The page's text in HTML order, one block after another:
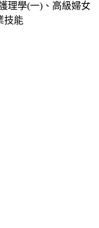
理學(一)、高級婦女
技能